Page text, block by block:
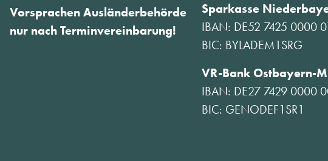
Vorsprachen Ausländerbehörde
nur nach Terminvereinbarung!
Sparkasse
IBAN: DE52 7425 0000
BIC: BYLADEM1SRG
VR-Bank Ostbayern-
IBAN: DE27 7429 0000
BIC: GENODEF1SR1